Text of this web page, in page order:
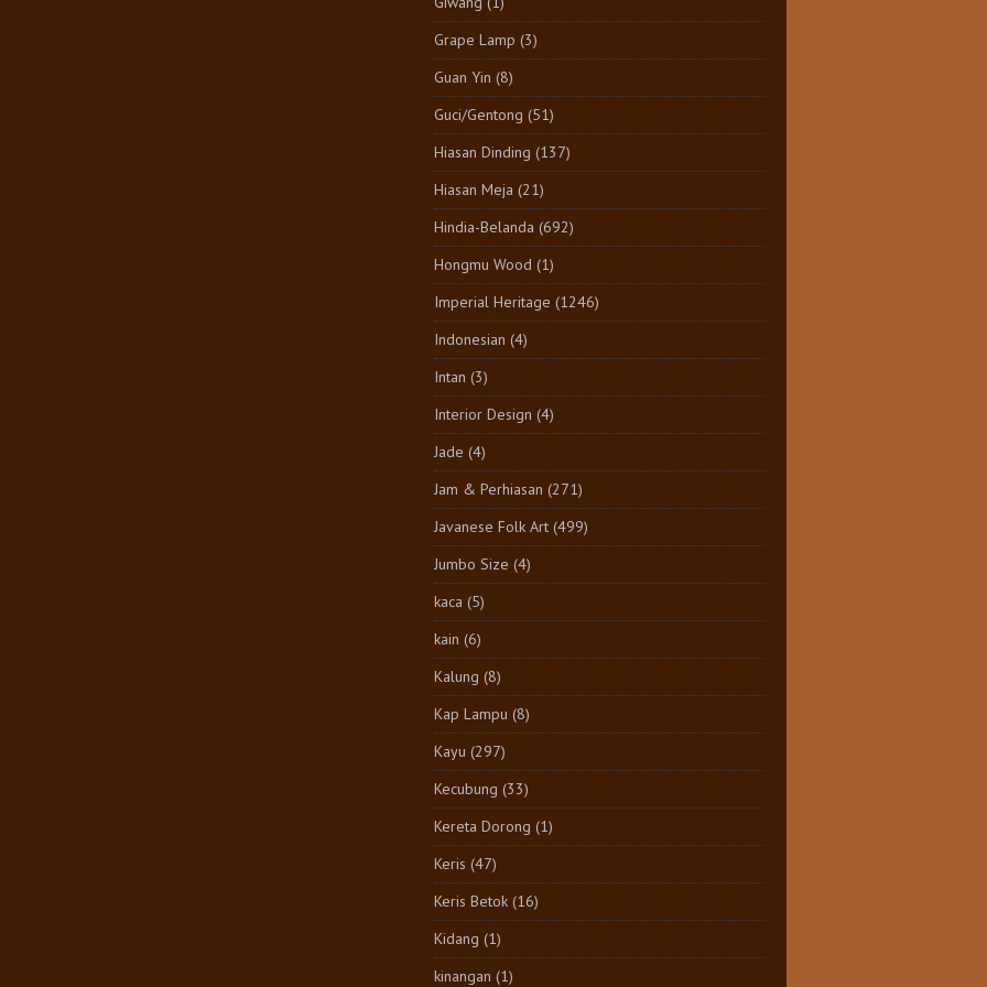
Grape Lamp (3)
Guan Yin (8)
Guci/Gentong (51)
Hiasan Dinding (137)
Hiasan Meja (21)
Hindia-Belanda (692)
Hongmu Wood (1)
Imperial Heritage (1246)
Indonesian (4)
Intan (3)
Interior Design (4)
Jade (4)
Jam & Perhiasan (271)
Javanese Folk Art (499)
Jumbo Size (4)
kaca (5)
kain (6)
Kalung (8)
Kap Lampu (8)
Kayu (297)
Kecubung (33)
Kereta Dorong (1)
Keris (47)
Keris Betok (16)
Kidang (1)
kinangan (1)